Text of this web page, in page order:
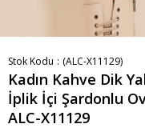
Stok Kodu (ALC-X11129)
Kadın Kahve Dik
İplik İçi Şardonlu
ALC-X11129